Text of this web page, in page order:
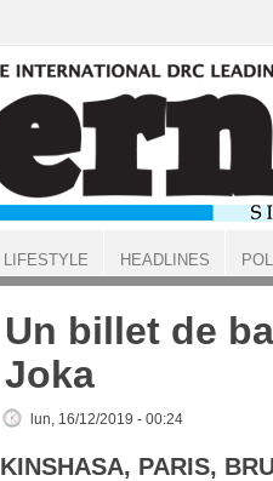
Un billet de
Joka
lun, 16/12/2019 - 00:24
KINSHASA, PARIS,
LIFESTYLE HEADLINES